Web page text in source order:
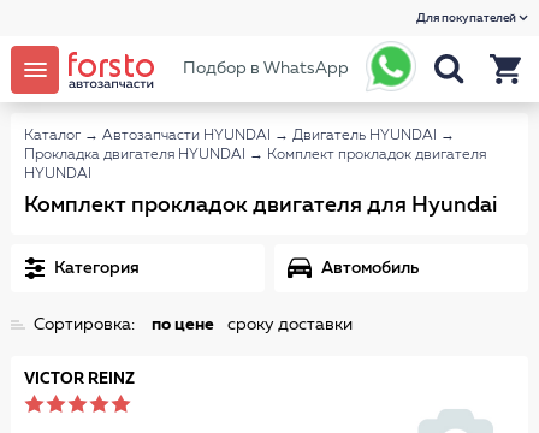
Для покупателей
Подбор в WhatsApp
Каталог → Автозапчасти HYUNDAI → Двигатель HYUNDAI
→
Прокладка двигателя HYUNDAI
→ Комплект прокладок двигателя
HYUNDAI
Комплект прокладок двигателя для Hyundai
Категория Автомобиль
Сортировка: по цене сроку доставки
VICTOR REINZ